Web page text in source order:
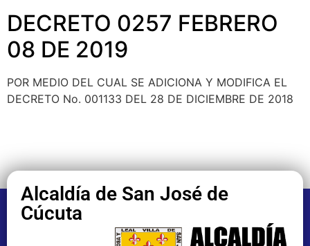
DECRETO 0257 FEBRERO
08 DE 2019
POR MEDIO DEL CUAL SE ADICIONA Y MODIFICA EL
DECRETO No. 001133 DEL 28 DE DICIEMBRE DE 2018
Alcaldía de San José de
Cúcuta